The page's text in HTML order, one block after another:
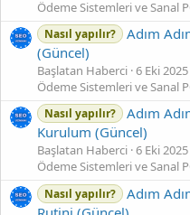
Ödeme Sistemleri ve Sanal
Nasıl yapılır?
Adım
(Güncel)
Başlatan Haberci 6 Eki 2025
Ödeme Sistemleri ve Sanal
Nasıl yapılır?
Adım
Kurulum (Güncel)
Başlatan Haberci 6 Eki 2025
Ödeme Sistemleri ve Sanal
Nasıl yapılır?
Adım